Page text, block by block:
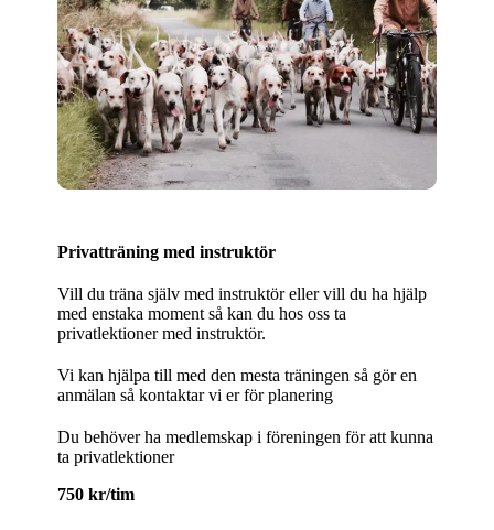
Privatträning med instruktör
Vill du träna själv med instruktör eller vill du ha hjälp
med enstaka moment så kan du hos oss ta
privatlektioner med instruktör.
Vi kan hjälpa till med den mesta träningen så gör en
anmälan så kontaktar vi er för planering
Du behöver ha medlemskap i föreningen för att kunna
ta privatlektioner
750 kr/tim